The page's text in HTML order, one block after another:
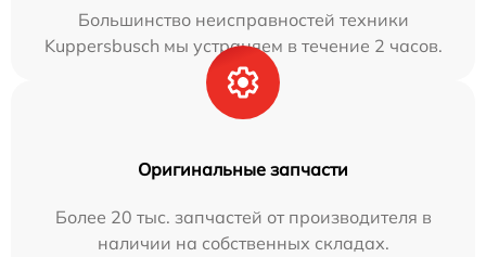
Большинство неисправностей техники
Kuppersbusch мы устраняем в течение 2 часов.
Оригинальные запчасти
Более 20 тыс. запчастей от производителя в
наличии на собственных складах.